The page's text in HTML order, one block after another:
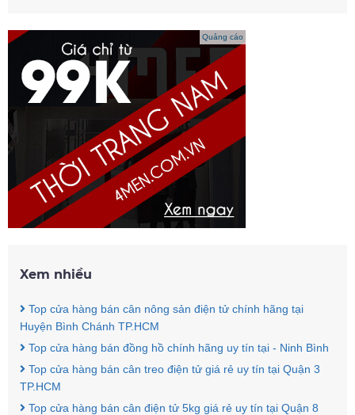
Quảng cáo
Xem nhiều
Top cửa hàng bán cân nông sản điện tử chính hãng tại
Huyện Bình Chánh TP.HCM
Top cửa hàng bán đồng hồ chính hãng uy tín tại - Ninh Bình
Top cửa hàng bán cân treo điện tử giá rẻ uy tín tại Quận 3
TP.HCM
Top cửa hàng bán cân điện tử 5kg giá rẻ uy tín tại Quận 8